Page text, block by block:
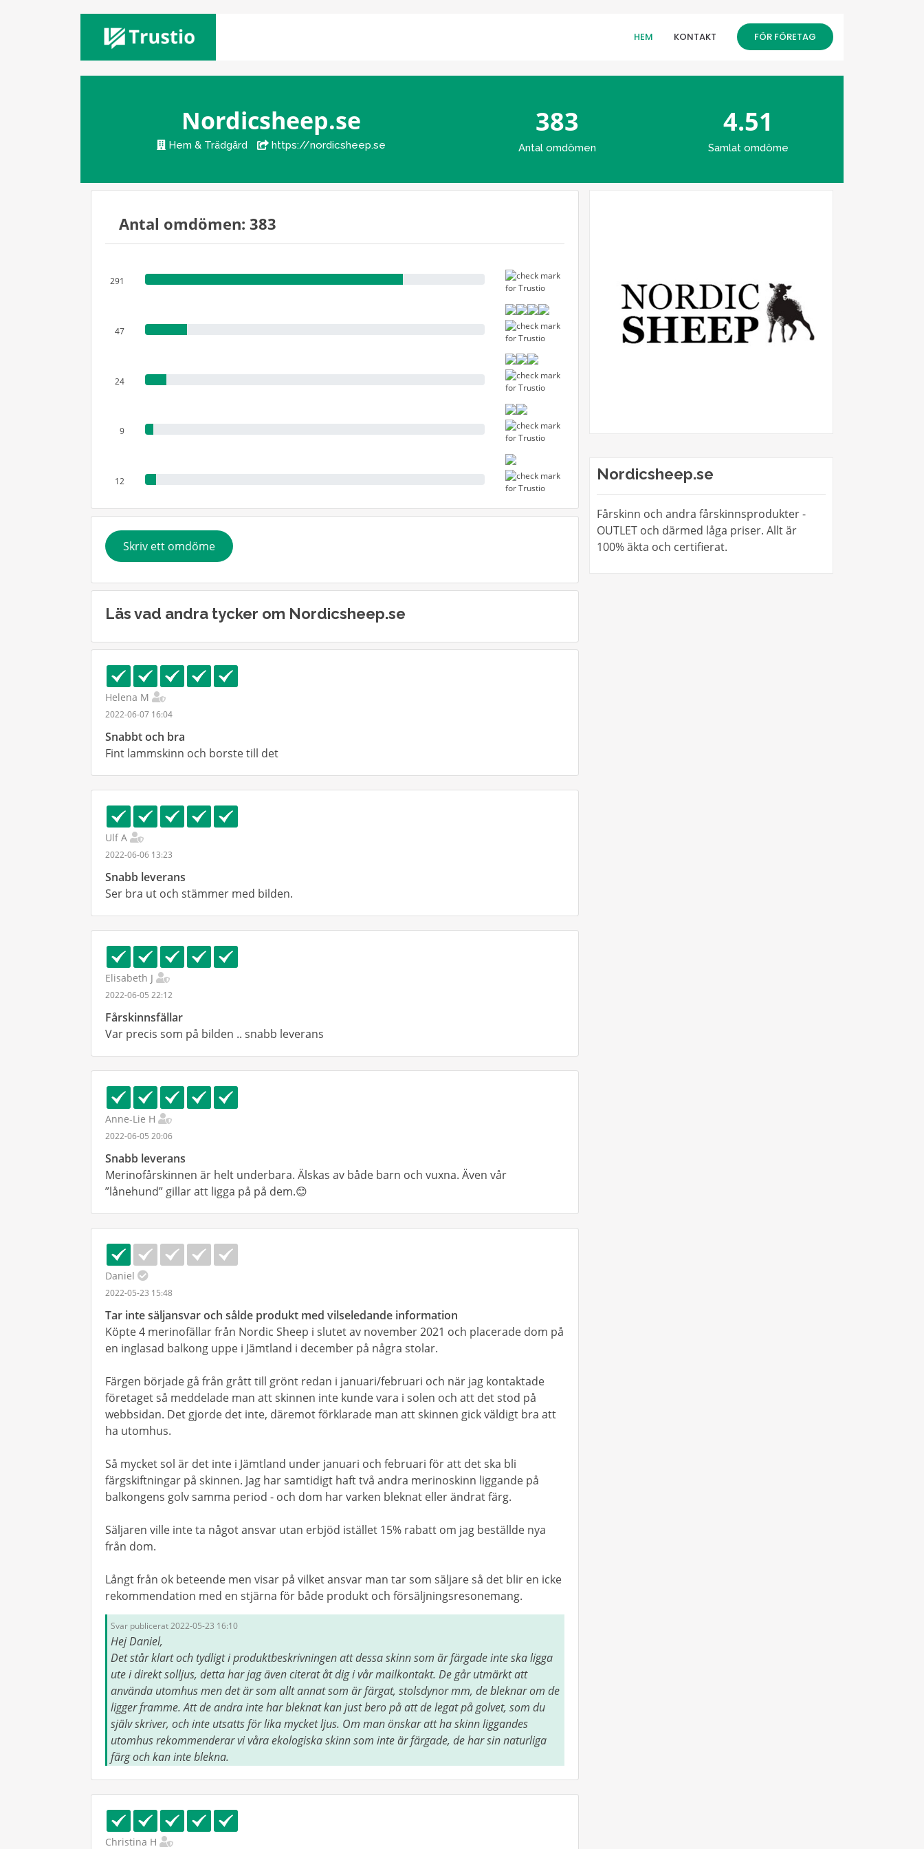
HEM KONTAKT FÖR FÖRETAG
Nordicsheep.se
Hem & Trädgård https://nordicsheep.se
383
Antal omdömen
4.51
Samlat omdöme
Antal omdömen: 383
291
47
24
9
12
Skriv ett omdöme
Läs vad andra tycker om Nordicsheep.se
Helena M
2022-06-07 16:04
Snabbt och bra
Fint lammskinn och borste till det
Ulf A
2022-06-06 13:23
Snabb leverans
Ser bra ut och stämmer med bilden.
Elisabeth J
2022-06-05 22:12
Fårskinnsfällar
Var precis som på bilden .. snabb leverans
Anne-Lie H
2022-06-05 20:06
Snabb leverans
Merinofårskinnen är helt underbara. Älskas av både barn och vuxna. Även vår
”lånehund” gillar att ligga på på dem.😊
Daniel
2022-05-23 15:48
Tar inte säljansvar och sålde produkt med vilseledande information
Köpte 4 merinofällar från Nordic Sheep i slutet av november 2021 och placerade dom på
en inglasad balkong uppe i Jämtland i december på några stolar.
Färgen började gå från grått till grönt redan i januari/februari och när jag kontaktade
företaget så meddelade man att skinnen inte kunde vara i solen och att det stod på
webbsidan. Det gjorde det inte, däremot förklarade man att skinnen gick väldigt bra att
ha utomhus.
Så mycket sol är det inte i Jämtland under januari och februari för att det ska bli
färgskiftningar på skinnen. Jag har samtidigt haft två andra merinoskinn liggande på
balkongens golv samma period - och dom har varken bleknat eller ändrat färg.
Säljaren ville inte ta något ansvar utan erbjöd istället 15% rabatt om jag beställde nya
från dom.
Långt från ok beteende men visar på vilket ansvar man tar som säljare så det blir en icke
rekommendation med en stjärna för både produkt och försäljningsresonemang.
Svar publicerat 2022-05-23 16:10
Hej Daniel,
Det står klart och tydligt i produktbeskrivningen att dessa skinn som är färgade inte ska ligga
ute i direkt solljus, detta har jag även citerat åt dig i vår mailkontakt. De går utmärkt att
använda utomhus men det är som allt annat som är färgat, stolsdynor mm, de bleknar om de
ligger framme. Att de andra inte har bleknat kan just bero på att de legat på golvet, som du
själv skriver, och inte utsatts för lika mycket ljus. Om man önskar att ha skinn liggandes
utomhus rekommenderar vi våra ekologiska skinn som inte är färgade, de har sin naturliga
färg och kan inte blekna.
Christina H
Nordicsheep.se
Fårskinn och andra fårskinnsprodukter -
OUTLET och därmed låga priser. Allt är
100% äkta och certifierat.